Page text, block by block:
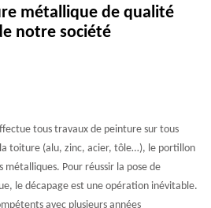
métallique de qualité
notre société
tous travaux de peinture sur tous
toiture (alu, zinc, acier, tôle…), le portillon
métalliques. Pour réussir la pose de
le décapage est une opération inévitable.
avec plusieurs années